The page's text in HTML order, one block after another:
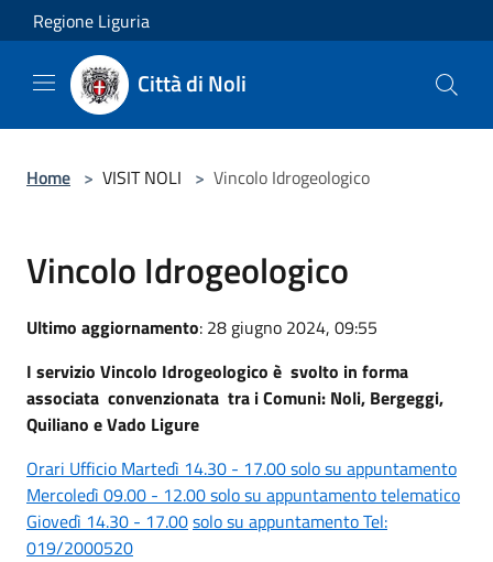
Salta al contenuto principale
Regione Liguria
Città di Noli
Home > VISIT NOLI > Vincolo Idrogeologico
Vincolo Idrogeologico
Ultimo aggiornamento: 28 giugno 2024, 09:55
I servizio Vincolo Idrogeologico è svolto in forma
associata convenzionata tra i Comuni: Noli, Bergeggi,
Quiliano e Vado Ligure
Orari Ufficio Martedì 14.30 - 17.00 solo su appuntamento
Mercoledì 09.00 - 12.00 solo su appuntamento telematico
Giovedì 14.30 - 17.00solo su appuntamento Tel:
019/2000520